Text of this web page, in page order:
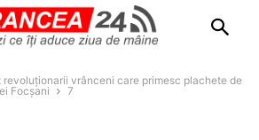
revoluționarii vrânceni care primesc plachete de
Focșani
7